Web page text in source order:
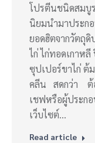
โปรตีนชนิดสมบู
นิยมนำมาประก
ยอดฮิตจากวัตถุ
ไก่ ไก่ทอดเกาห
ซุปเปอร์ขาไก่ ต้
คลีน สดกว่า ต้อ
เชฟหรือผู้ประกอ
เว็บไซต์…
Read article